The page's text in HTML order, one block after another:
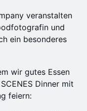
veranstalten
und
ein besonderes
wir gutes Essen
Dinner mit
feiern: